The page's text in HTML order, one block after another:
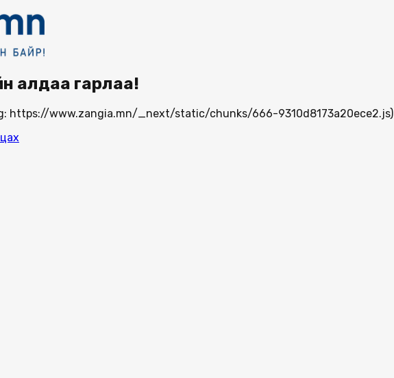
алдаа гарлаа!
https://www.zangia.mn/_next/static/chunks/666-9310d8173a20ece2.js)